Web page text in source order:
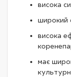
висока
широкий
висока
має